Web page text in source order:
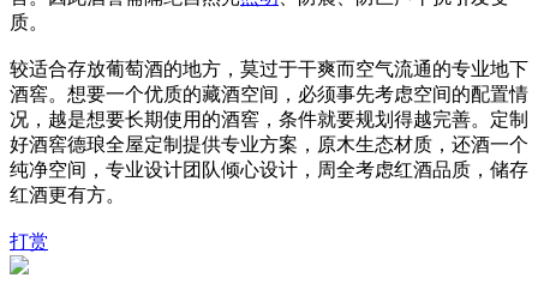
质。
较适合存放葡萄酒的地方，莫过于干爽而空气流通的专业地下
酒窖。想要一个优质的藏酒空间，必须事先考虑空间的配置情
况，越是想要长期使用的酒窖，条件就要规划得越完善。定制
好酒窖德琅全屋定制提供专业方案，原木生态材质，还酒一个
纯净空间，专业设计团队倾心设计，周全考虑红酒品质，储存
红酒更有方。
打赏